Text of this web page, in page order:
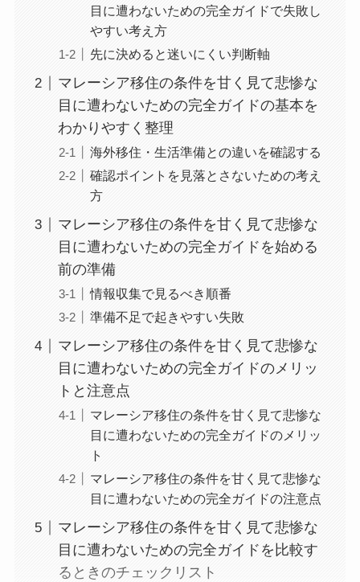
目に遭わないための完全ガイドで失敗し
やすい考え方
先に決めると迷いにくい判断軸
マレーシア移住の条件を甘く見て悲惨な
目に遭わないための完全ガイドの基本を
わかりやすく整理
海外移住・生活準備との違いを確認する
確認ポイントを見落とさないための考え
方
マレーシア移住の条件を甘く見て悲惨な
目に遭わないための完全ガイドを始める
前の準備
情報収集で見るべき順番
準備不足で起きやすい失敗
マレーシア移住の条件を甘く見て悲惨な
目に遭わないための完全ガイドのメリッ
トと注意点
マレーシア移住の条件を甘く見て悲惨な
目に遭わないための完全ガイドのメリッ
ト
マレーシア移住の条件を甘く見て悲惨な
目に遭わないための完全ガイドの注意点
マレーシア移住の条件を甘く見て悲惨な
目に遭わないための完全ガイドを比較す
るときのチェックリスト